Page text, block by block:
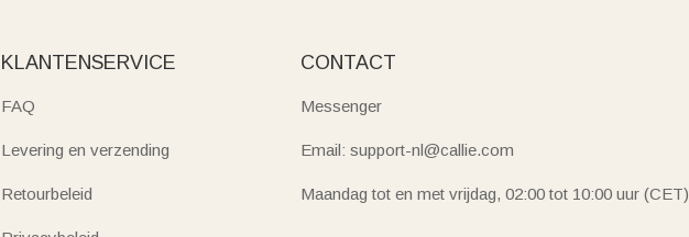
KLANTENSERVICE
FAQ
Levering en verzending
Retourbeleid
CONTACT
Messenger
Email: support-nl@callie.com
Maandag tot en met vrijdag, 02:00 tot 10:00 uur (CET)